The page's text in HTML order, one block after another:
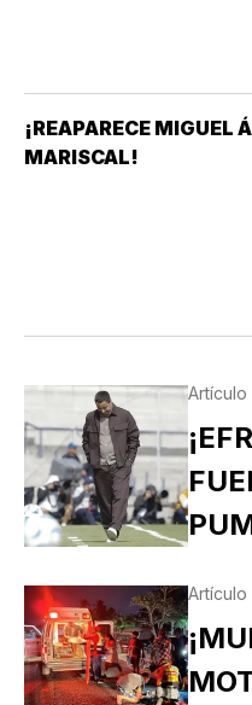
¡REAPARECE MIGUEL
MARISCAL!
Artículo